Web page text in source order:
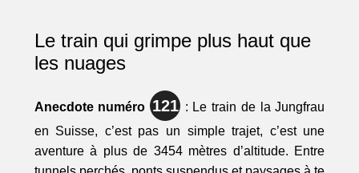
Le train qui grimpe plus haut que
les nuages
Anecdote numéro 121 : Le train de la Jungfrau
en Suisse, c’est pas un simple trajet, c’est une
aventure à plus de 3454 mètres d’altitude. Entre